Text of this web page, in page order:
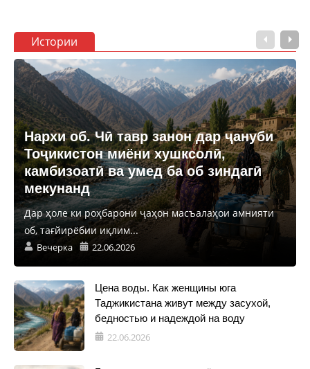
Истории
Нархи об. Чӣ тавр занон дар ҷануби
Тоҷикистон миёни хушксолӣ,
камбизоатӣ ва умед ба об зиндагӣ
мекунанд
Дар ҳоле ки роҳбарони ҷаҳон масъалаҳои амнияти
об, тағйирёбии иқлим...
Вечерка 22.06.2026
Цена воды. Как женщины юга
Таджикистана живут между засухой,
бедностью и надеждой на воду
22.06.2026